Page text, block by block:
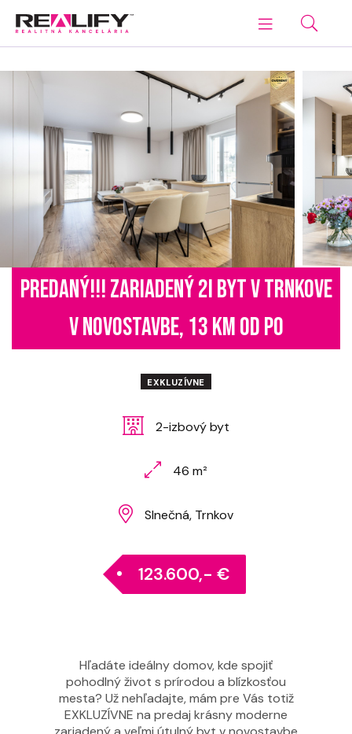
PREDANÝ!!! ZARIADENÝ 2I BYT V TRNKOVE
V NOVOSTAVBE, 13 KM OD PO
EXKLUZÍVNE
2-izbový byt
46 m²
Slnečná, Trnkov
123.600,- €
Hľadáte ideálny domov, kde spojiť
pohodlný život s prírodou a blízkosťou
mesta? Už nehľadajte, mám pre Vás totiž
EXKLUZÍVNE na predaj krásny moderne